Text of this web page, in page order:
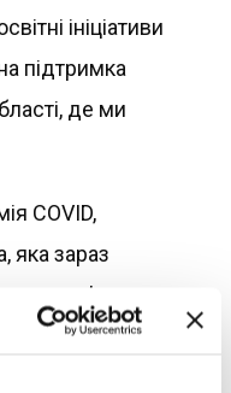
ініціативи
підтримка
де ми
COVID,
яка зараз
здоров’я та
сильної шкоди.